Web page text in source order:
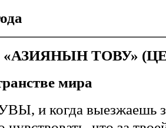
ТОВУ»
мира
и когда выезжаешь